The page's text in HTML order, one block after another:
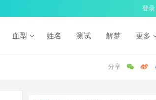
登录
血型 姓名 测试 解梦 更多